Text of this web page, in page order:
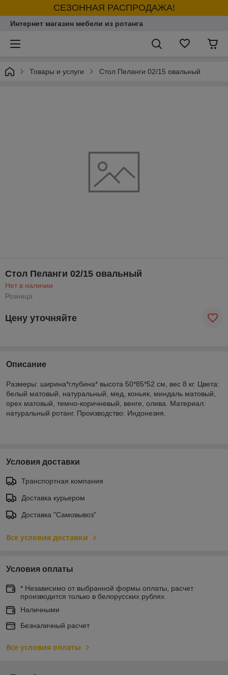
СЕЗОННАЯ РАСПРОДАЖА!
Интернет магазин мебели из ротанга
Товары и услуги Стол Пеланги 02/15 овальный
Стол Пеланги 02/15 овальный
Нет в наличии
Розница
Цену уточняйте
Описание
Размеры: ширина*глубина* высота 50*85*52 см, вес 8 кг. Цвета:
белый матовый, натуральный, мед, коньяк, миндаль матовый,
орех матовый, темно-коричневый, венге, олива. Материал:
натуральный ротанг. Производство: Индонезия.
Условия доставки
Транспортная компания
Доставка курьером
Доставка "Самовывоз"
Все условия доставки
Условия оплаты
* Независимо от выбранной формы оплаты, расчет
производится только в белорусских рублях.
Наличными
Безналичный расчет
Все условия оплаты